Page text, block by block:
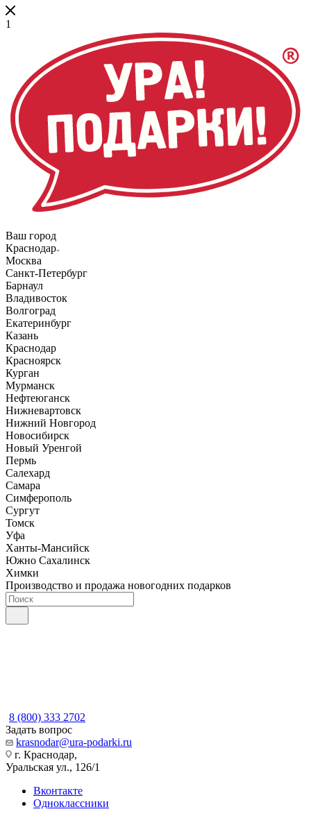
1
Ваш город
Краснодар
Москва
Санкт-Петербург
Барнаул
Владивосток
Волгоград
Екатеринбург
Казань
Краснодар
Красноярск
Курган
Мурманск
Нефтеюганск
Нижневартовск
Нижний Новгород
Новосибирск
Новый Уренгой
Пермь
Салехард
Самара
Симферополь
Сургут
Томск
Уфа
Ханты-Мансийск
Южно Сахалинск
Химки
Производство и продажа новогодних подарков
8 (800) 333 2702
Задать вопрос
krasnodar@ura-podarki.ru
г. Краснодар,
Уральская ул., 126/1
Вконтакте
Одноклассники